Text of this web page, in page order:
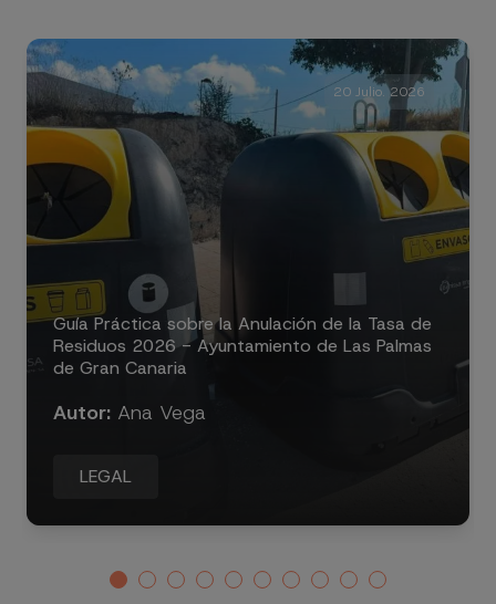
Guía Práctica sobre la Anulación de la Tasa de
Residuos 2026 - Ayuntamiento de Las Palmas
de Gran Canaria
Autor: Ana Vega
LEGAL
20 Julio. 2026